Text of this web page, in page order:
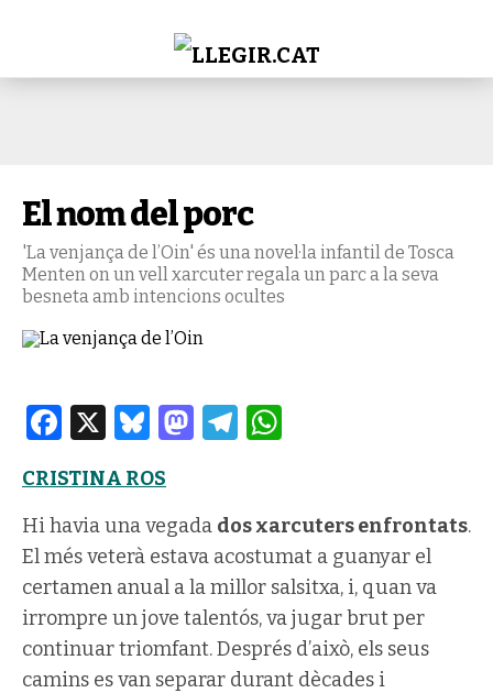
El nom del porc
'La venjança de l’Oin' és una novel·la infantil de Tosca
Menten on un vell xarcuter regala un parc a la seva
besneta amb intencions ocultes
Facebook
X Bluesky
Mastodon
Telegram
CRISTINA ROS
Hi havia una vegada dos xarcuters enfrontats.
El més veterà estava acostumat a guanyar el
certamen anual a la millor salsitxa, i, quan va
irrompre un jove talentós, va jugar brut per
continuar triomfant. Després d’això, els seus
camins es van separar durant dècades i